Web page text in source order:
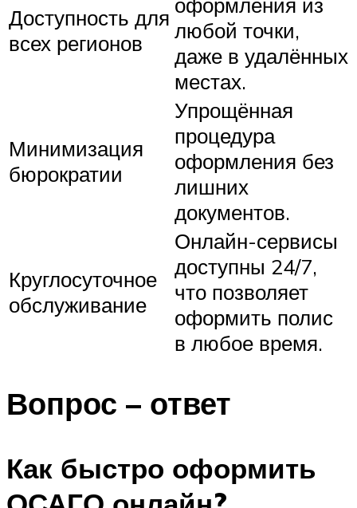
Доступность для
всех регионов
любой точки,
даже в удалённых
местах.
Минимизация
бюрократии
Упрощённая
процедура
оформления без
лишних
документов.
Круглосуточное
обслуживание
Онлайн-сервисы
доступны 24/7,
что позволяет
оформить полис
в любое время.
Вопрос – ответ
Как быстро оформить